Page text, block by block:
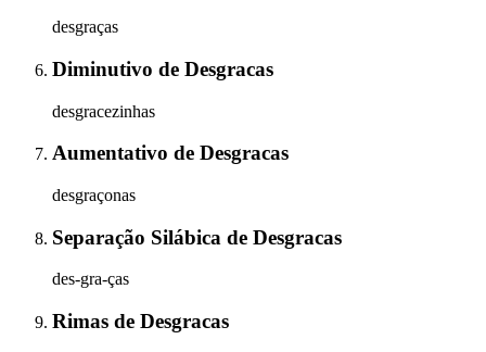
desgraças
Diminutivo de Desgracas
desgracezinhas
Aumentativo de Desgracas
desgraçonas
Separação Silábica de Desgracas
des-gra-ças
Rimas de Desgracas